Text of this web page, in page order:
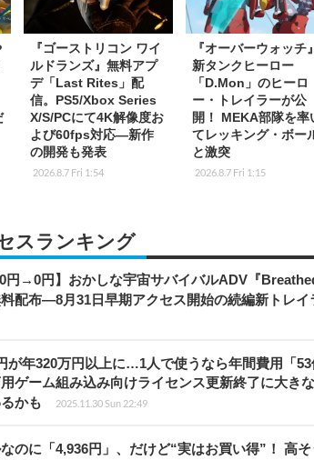
『ゴーストリコン ワイ
ルドランズ』無料アプ
デ「Last Rites」配
信。PS5/Xbox Series
X/S/PCにて4K解像度お
よび60fps対応―新作
の開発も発表
2026.8.7 Fri 1:54
『オーバーウォッチ』
新タンクヒーロー
「D.Mon」のヒーロ
ー・トレイラーが公
開！ MEKA部隊を率
てレッキング・ボー
と激突
2026.8.7 Fri 1:15
スランキング
円→0円】おかしな宇宙サバイバルADV『
料配布―8月31日早期アクセス開始の続編新トレイ
が年320万円以上に…1人で使うなら年間費用「
用ゲーム組み込み向けライセンス更新終了に大き
かも
2025.11.30 Sun 22:49
のに「4,936円」、だけど“実はお買い得”！ 高